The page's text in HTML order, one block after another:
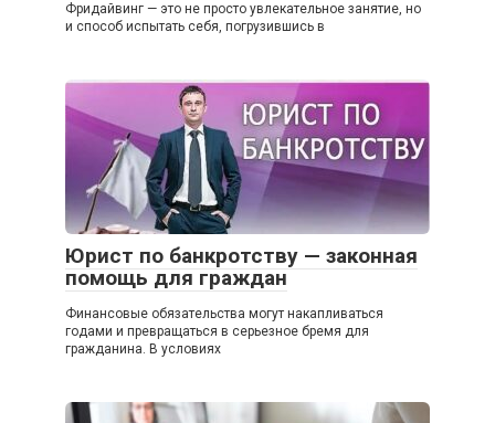
Фридайвинг — это не просто увлекательное занятие, но
и способ испытать себя, погрузившись в
Юрист по банкротству — законная
помощь для граждан
Финансовые обязательства могут накапливаться
годами и превращаться в серьезное бремя для
гражданина. В условиях